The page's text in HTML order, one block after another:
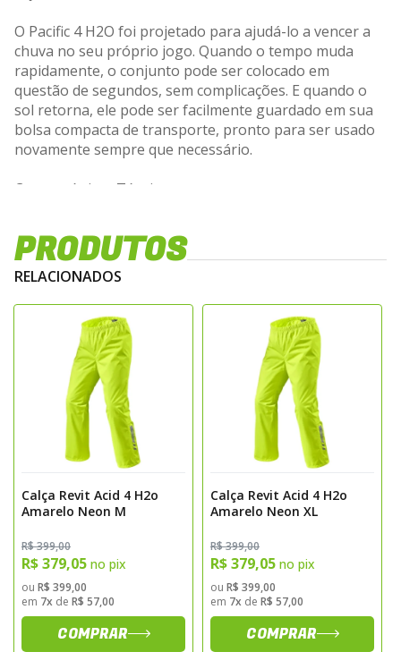
O Pacific 4 H2O foi projetado para ajudá-lo a vencer a
chuva no seu próprio jogo. Quando o tempo muda
rapidamente, o conjunto pode ser colocado em
questão de segundos, sem complicações. E quando o
sol retorna, ele pode ser facilmente guardado em sua
bolsa compacta de transporte, pronto para ser usado
novamente sempre que necessário.
Características Técnicas:
retirar o conjunto com facilidade.
Ajustabilidade total: Punhos, braços, cintura e pernas
podem ser ajustados para garantir um ajuste seguro e
personalizado, com elásticos que asseguram proteção
adicional contra a água.
Bolsa de transporte compacta: A própria bolsa
integrada permite que o conjunto seja armazenado de
forma compacta e conveniente quando não estiver em
Materiais e Durabilidade:
climáticas adversas, com materiais que garantem
Resistência à água: Materiais leves e altamente
impermeáveis, mantendo você seco mesmo durante
chuvas fortes.
Design compacto: Facilita o armazenamento e
transporte, tornando o Pacific 4 H2O ideal para manter
na moto ou na mochila.
PRODUTOS
RELACIONADOS
Calça Revit Acid 4 H2o
Amarelo Neon M
R$ 399,00
R$ 379,05 no pix
ou R$ 399,00
em 7x de R$ 57,00
COMPRAR
Calça Revit Acid 4 H2o
Amarelo Neon XL
R$ 399,00
R$ 379,05 no pix
ou R$ 399,00
em 7x de R$ 57,00
COMPRAR